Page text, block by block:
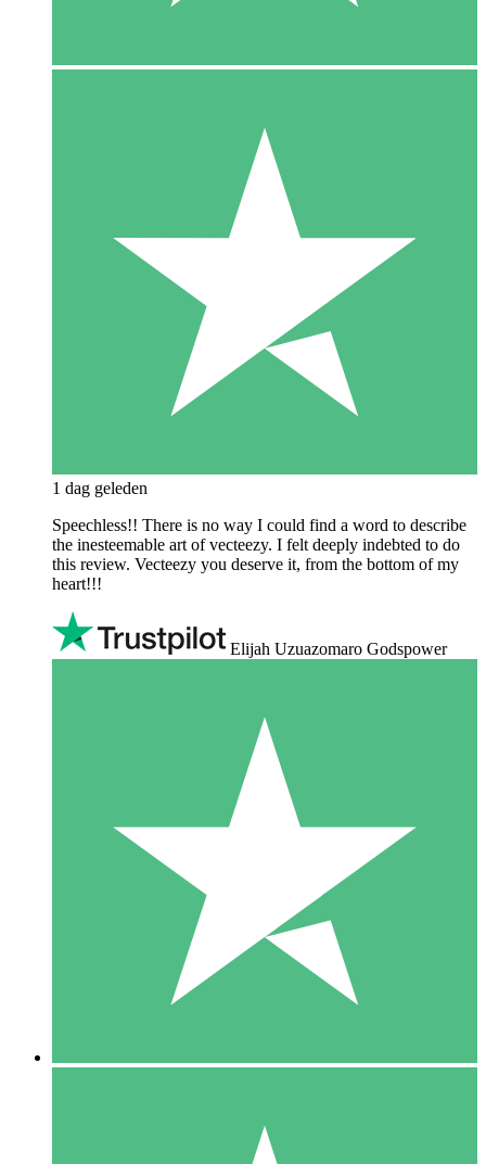
1 dag geleden
Speechless!! There is no way I could find a word to describe
the inesteemable art of vecteezy. I felt deeply indebted to do
this review. Vecteezy you deserve it, from the bottom of my
heart!!!
Elijah Uzuazomaro Godspower